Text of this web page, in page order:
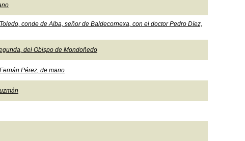
conde de Alba, señor de Baldecornexa, con el doctor Pedro Díez,
del Obispo de Mondoñedo
Pérez, de mano